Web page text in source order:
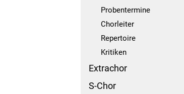
Probentermine
Chorleiter
Repertoire
Kritiken
Extrachor
S-Chor